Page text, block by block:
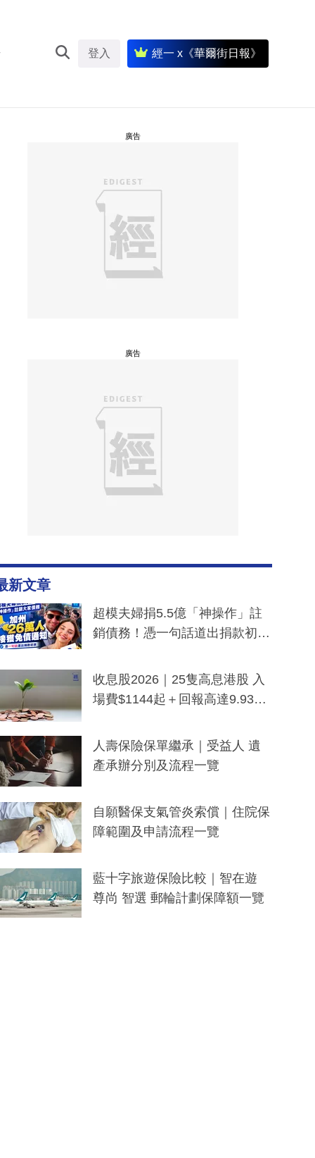
登入 經一 x《華爾街日報》
廣告
廣告
新文章
超模夫婦捐5.5億「神操作」註
銷債務！憑一句話道出捐款初
一度被誤當詐騙手段
收息股2026｜25隻高息港股 入
場費$1144起＋回報高達9.93
人壽保險保單繼承｜受益人 遺
產承辦分別及流程一覽
自願醫保支氣管炎索償｜住院保
障範圍及申請流程一覽
藍十字旅遊保險比較｜智在遊
尊尚 智選 郵輪計劃保障額一覽